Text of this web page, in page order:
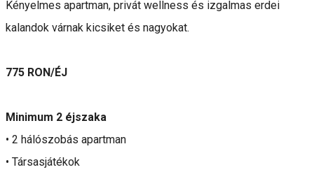
Kényelmes apartman, privát wellness és izgalmas erdei
kalandok várnak kicsiket és nagyokat.
775 RON/ÉJ
Minimum 2 éjszaka
• 2 hálószobás apartman
• Társasjátékok